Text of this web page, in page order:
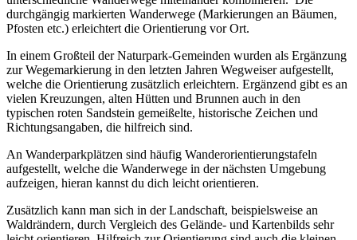
durchgängig markierten Wanderwege (Markierungen an Bäumen,
Pfosten etc.) erleichtert die Orientierung vor Ort.
In einem Großteil der Naturpark-Gemeinden wurden als Ergänzung
zur Wegemarkierung in den letzten Jahren Wegweiser aufgestellt,
welche die Orientierung zusätzlich erleichtern. Ergänzend gibt es an
vielen Kreuzungen, alten Hütten und Brunnen auch in den
typischen roten Sandstein gemeißelte, historische Zeichen und
Richtungsangaben, die hilfreich sind.
An Wanderparkplätzen sind häufig Wanderorientierungstafeln
aufgestellt, welche die Wanderwege in der nächsten Umgebung
aufzeigen, hieran kannst du dich leicht orientieren.
Zusätzlich kann man sich in der Landschaft, beispielsweise an
Waldrändern, durch Vergleich des Gelände- und Kartenbilds sehr